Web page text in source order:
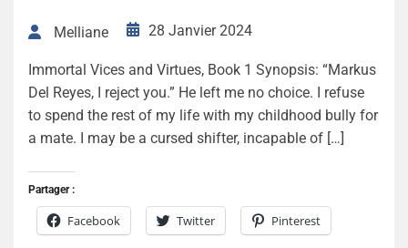
Melliane 28 Janvier 2024
Immortal Vices and Virtues, Book 1 Synopsis: “Markus
Del Reyes, I reject you.” He left me no choice. I refuse
to spend the rest of my life with my childhood bully for
a mate. I may be a cursed shifter, incapable of […]
Partager :
Facebook Twitter Pinterest